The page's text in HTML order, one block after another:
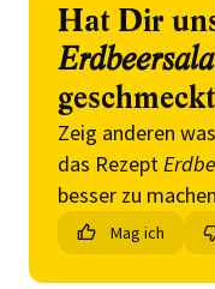
Hat Dir
Zeig anderen
das Rezept
besser zu
Mag ich